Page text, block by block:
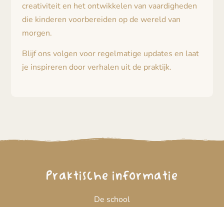
creativiteit en het ontwikkelen van vaardigheden
die kinderen voorbereiden op de wereld van
morgen.
Blijf ons volgen voor regelmatige updates en laat
je inspireren door verhalen uit de praktijk.
Praktische informatie
De school